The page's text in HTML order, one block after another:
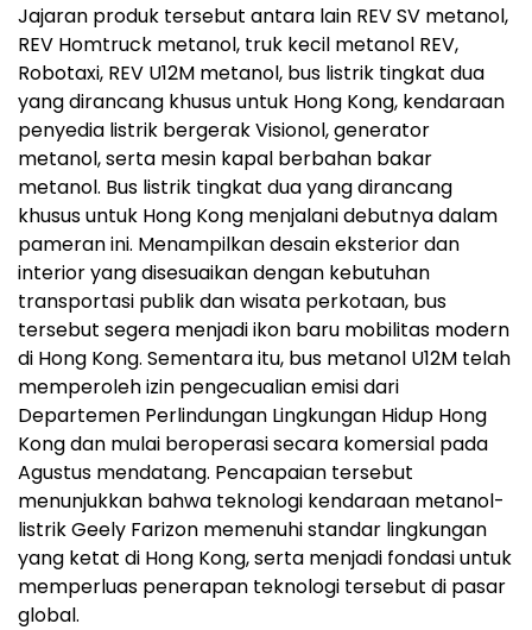
Jajaran produk tersebut antara lain REV SV metanol,
REV Homtruck metanol, truk kecil metanol REV,
Robotaxi, REV U12M metanol, bus listrik tingkat dua
yang dirancang khusus untuk Hong Kong, kendaraan
penyedia listrik bergerak Visionol, generator
metanol, serta mesin kapal berbahan bakar
metanol. Bus listrik tingkat dua yang dirancang
khusus untuk Hong Kong menjalani debutnya dalam
pameran ini. Menampilkan desain eksterior dan
interior yang disesuaikan dengan kebutuhan
transportasi publik dan wisata perkotaan, bus
tersebut segera menjadi ikon baru mobilitas modern
di Hong Kong. Sementara itu, bus metanol U12M telah
memperoleh izin pengecualian emisi dari
Departemen Perlindungan Lingkungan Hidup Hong
Kong dan mulai beroperasi secara komersial pada
Agustus mendatang. Pencapaian tersebut
menunjukkan bahwa teknologi kendaraan metanol-
listrik Geely Farizon memenuhi standar lingkungan
yang ketat di Hong Kong, serta menjadi fondasi untuk
memperluas penerapan teknologi tersebut di pasar
global.